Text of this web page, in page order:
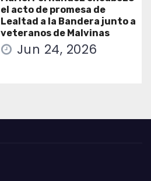
el acto de promesa de
Lealtad a la Bandera junto a
veteranos de Malvinas
Jun 24, 2026